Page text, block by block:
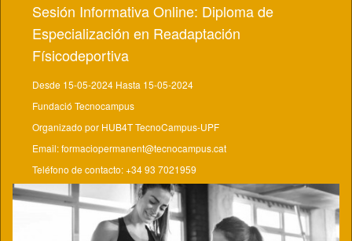
Sesión Informativa Online: Diploma de
Especialización en Readaptación
Físicodeportiva
Desde 15-05-2024 Hasta 15-05-2024
Fundació Tecnocampus
Organizado por HUB4T TecnoCampus-UPF
Email: formaciopermanent@tecnocampus.cat
Teléfono de contacto: +34 93 7021959